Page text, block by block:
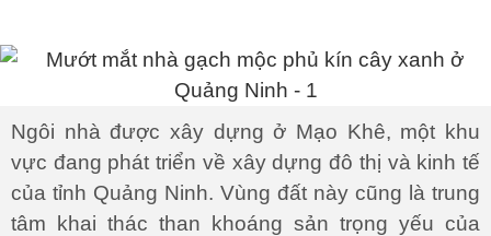
Ngôi nhà được xây dựng ở Mạo Khê, một khu
vực đang phát triển về xây dựng đô thị và kinh tế
của tỉnh Quảng Ninh. Vùng đất này cũng là trung
tâm khai thác than khoáng sản trọng yếu của